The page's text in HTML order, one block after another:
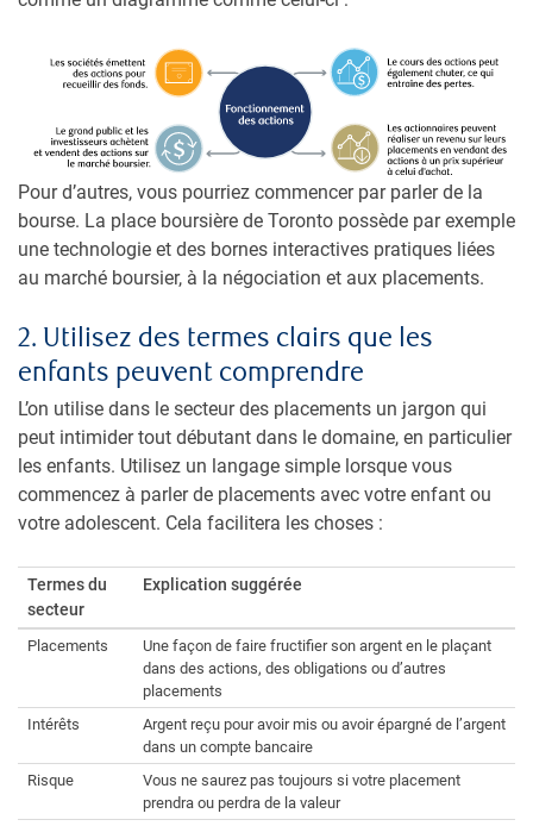
Pour d’autres, vous pourriez commencer par parler de la
bourse. La place boursière de Toronto possède par exemple
une technologie et des bornes interactives pratiques liées
au marché boursier, à la négociation et aux placements.
2. Utilisez des termes clairs que les
enfants peuvent comprendre
L’on utilise dans le secteur des placements un jargon qui
peut intimider tout débutant dans le domaine, en particulier
les enfants. Utilisez un langage simple lorsque vous
commencez à parler de placements avec votre enfant ou
votre adolescent. Cela facilitera les choses :
Termes du
secteur
Explication suggérée
Placements
Une façon de faire fructifier son argent en le plaçant
dans des actions, des obligations ou d’autres
placements
Intérêts
Argent reçu pour avoir mis ou avoir épargné de l’argent
dans un compte bancaire
Risque
Vous ne saurez pas toujours si votre placement
prendra ou perdra de la valeur